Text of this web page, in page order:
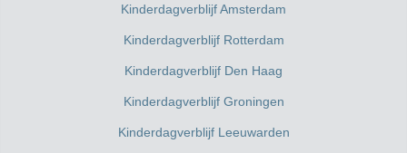
Kinderdagverblijf Amsterdam
Kinderdagverblijf Rotterdam
Kinderdagverblijf Den Haag
Kinderdagverblijf Groningen
Kinderdagverblijf Leeuwarden